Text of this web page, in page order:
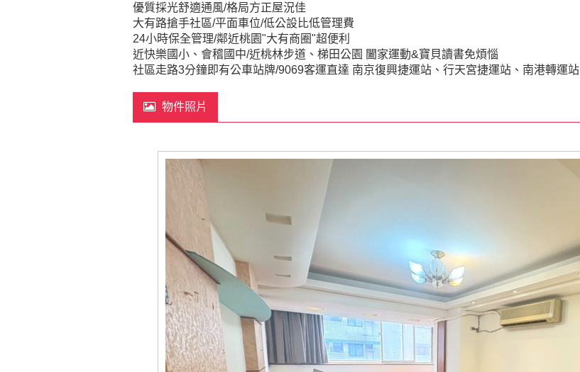
優質採光舒適通風/格局方正屋況佳
大有路搶手社區/平面車位/低公設比低管理費
24小時保全管理/鄰近桃園"大有商圈"超便利
近快樂國小、會稽國中/近桃林步道、梯田公園 闔家運動&寶貝讀書免煩惱
社區走路3分鐘即有公車站牌/9069客運直達 南京復興捷運站、行天宮捷運站、南港轉運站
物件照片